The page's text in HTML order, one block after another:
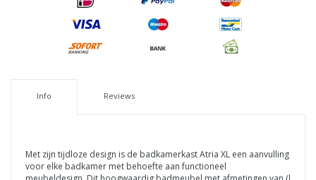
Info Reviews
Met zijn tijdloze design is de badkamerkast Atria XL een aanvulling
voor elke badkamer met behoefte aan functioneel